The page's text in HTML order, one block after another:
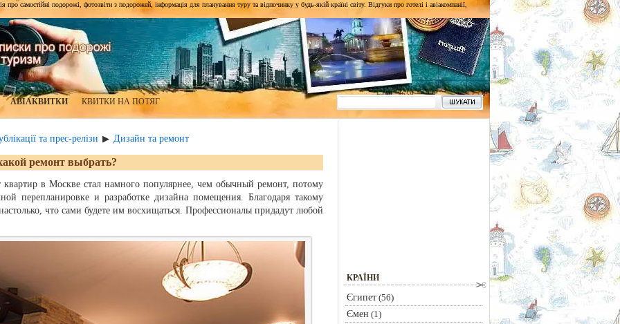
самостійні подорожі, фотозвіти з подорожей, інформація для планування туру та відпочинку у будь-якій країні світу. Відгуки про готелі і авіакомпанії,
АВІАКВИТКИ КВИТКИ НА ПОТЯГ
та прес-релізи ▶ Дизайн та ремонт
ремонт выбрать?
в Москве стал намного популярнее, чем обычный ремонт, потому
перепланировке и разработке дизайна помещения. Благодаря такому
что сами будете им восхищаться. Профессионалы придадут любой
КРАЇНИ
Єгипет(56)
Ємен (1)